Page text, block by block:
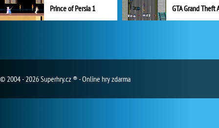
Prince of Persia 1 GTA Grand Theft
© 2004 - 2026 Superhry.cz ® - Online hry zdarma